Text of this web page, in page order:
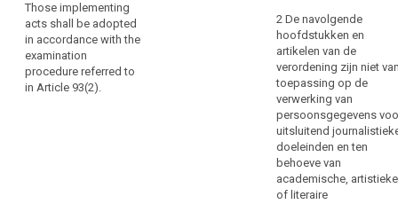
Regulation.
Those
powers
should
be
Those implementing
acts shall be adopted
in accordance with the
examination
procedure referred to
in Article 93(2).
2 De navolgende
hoofdstukken en
artikelen van de
verordening zijn niet
toepassing op de
verwerking van
persoonsgegevens
uitsluitend
doeleinden en ten
behoeve van
academische, artistieke
of literaire